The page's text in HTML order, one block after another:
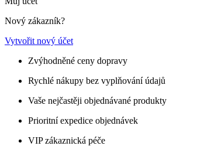
Nový zákazník?
Vytvořit nový účet
Zvýhodněné ceny dopravy
Rychlé nákupy bez vyplňování údajů
Vaše nejčastěji objednávané produkty
Prioritní expedice objednávek
VIP zákaznická péče